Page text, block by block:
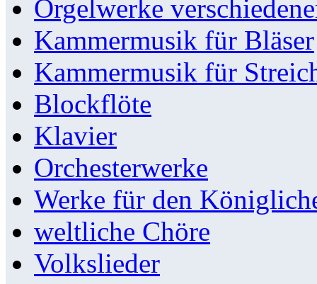
Orgelwerke
Kammermusik für Bläser
Kammermusik für
Blockflöte
Klavier
Orchesterwerke
Werke für den
weltliche Chöre
Volkslieder